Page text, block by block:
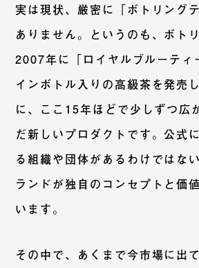
実は現状、厳密に「ボトリング
ありません。というのも、ボト
2007年に「ロイヤルブルーティ
インボトル入りの高級茶を発売
に、ここ15年ほどで少しずつ広
だ新しいプロダクトです。公式
る組織や団体があるわけではな
ランドが独自のコンセプトと価
います。
その中で、あくまで今市場に出